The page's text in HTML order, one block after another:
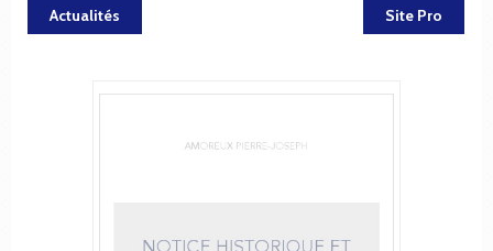
Actualités Site Pro